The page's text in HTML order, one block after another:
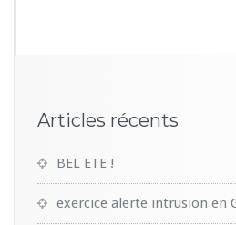
Articles récents
BEL ETE !
exercice alerte intrusion en